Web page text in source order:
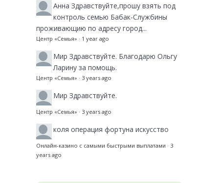
Анна Здравствуйте,прошу взять под
контроль семью Бабак-Службины
проживающию по адресу город...
Центр «Семья» · 1 year ago
Мир Здравствуйте. Благодарю Ольгу
Ларину за помощь.
Центр «Семья» · 3 years ago
Мир Здравствуйте.
Центр «Семья» · 3 years ago
коля операция фортуна искусство
Онлайн-казино с самыми быстрыми выплатами · 3
years ago